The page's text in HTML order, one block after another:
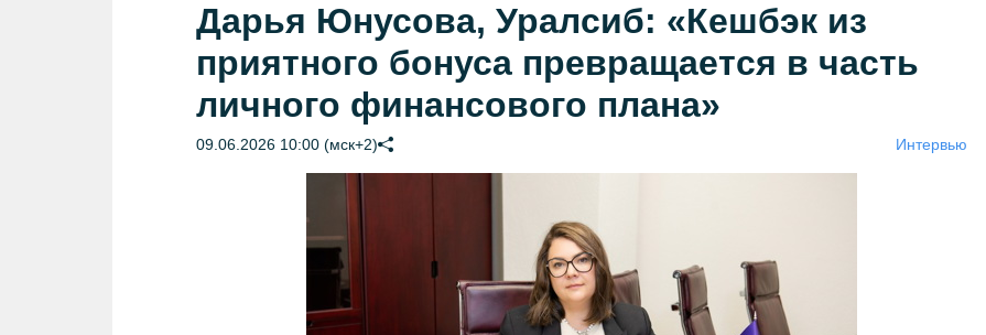
Дарья Юнусова, Уралсиб: «Кешбэк из
приятного бонуса превращается в часть
личного финансового плана»
09.06.2026 10:00 (мск+2) Интервью